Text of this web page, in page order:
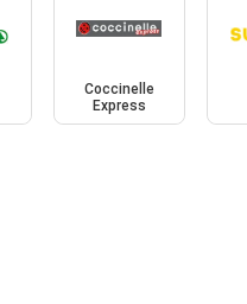
Coccinelle
Express